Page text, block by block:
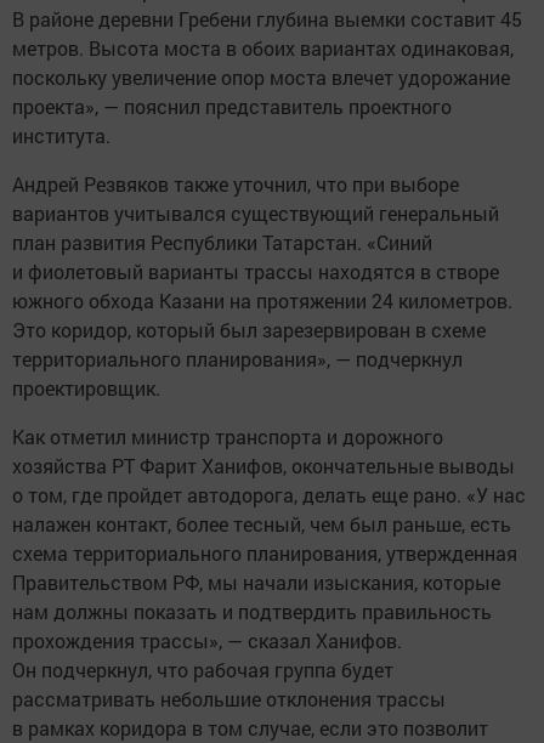
В районе деревни Гребени глубина выемки составит 45
метров. Высота моста в обоих вариантах одинаковая,
поскольку увеличение опор моста влечет удорожание
проекта», — пояснил представитель проектного
института.
Андрей Резвяков также уточнил, что при выборе
вариантов учитывался существующий генеральный
план развития Республики Татарстан. «Синий
и фиолетовый варианты трассы находятся в створе
южного обхода Казани на протяжении 24 километров.
Это коридор, который был зарезервирован в схеме
территориального планирования», — подчеркнул
проектировщик.
Как отметил министр транспорта и дорожного
хозяйства РТ Фарит Ханифов, окончательные выводы
о том, где пройдет автодорога, делать еще рано. «У нас
налажен контакт, более тесный, чем был раньше, есть
схема территориального планирования, утвержденная
Правительством РФ, мы начали изыскания, которые
нам должны показать и подтвердить правильность
прохождения трассы», — сказал Ханифов.
Он подчеркнул, что рабочая группа будет
рассматривать небольшие отклонения трассы
в рамках коридора в том случае, если это позволит